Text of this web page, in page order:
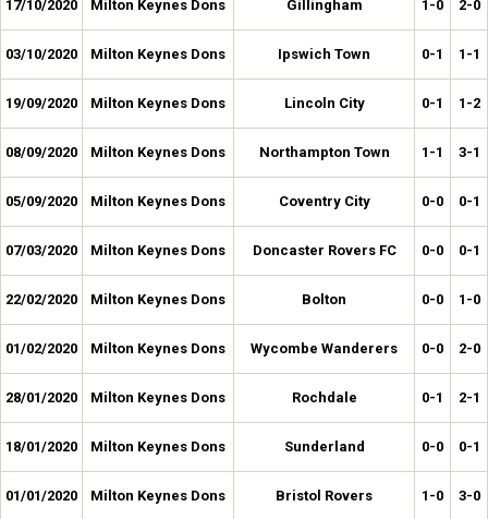
17/10/2020 Milton Keynes Dons Gillingham 1-0 2-0
03/10/2020 Milton Keynes Dons Ipswich Town 0-1 1-1
19/09/2020 Milton Keynes Dons Lincoln City 0-1 1-2
08/09/2020 Milton Keynes Dons Northampton Town 1-1 3-1
05/09/2020 Milton Keynes Dons Coventry City 0-0 0-1
07/03/2020 Milton Keynes Dons Doncaster Rovers FC 0-0 0-1
22/02/2020 Milton Keynes Dons Bolton 0-0 1-0
01/02/2020 Milton Keynes Dons Wycombe Wanderers 0-0 2-0
28/01/2020 Milton Keynes Dons Rochdale 0-1 2-1
18/01/2020 Milton Keynes Dons Sunderland 0-0 0-1
01/01/2020 Milton Keynes Dons Bristol Rovers 1-0 3-0